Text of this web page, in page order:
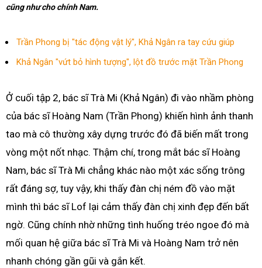
cũng như cho chính Nam.
Trần Phong bị "tác động vật lý", Khả Ngân ra tay cứu giúp
Khả Ngân "vứt bỏ hình tượng", lột đồ trước mặt Trần Phong
Ở cuối tập 2, bác sĩ Trà Mi (Khả Ngân) đi vào nhầm phòng
của bác sĩ Hoàng Nam (Trần Phong) khiến hình ảnh thanh
tao mà cô thường xây dựng trước đó đã biến mất trong
vòng một nốt nhạc. Thậm chí, trong mắt bác sĩ Hoàng
Nam, bác sĩ Trà Mi chẳng khác nào một xác sống trông
rất đáng sợ, tuy vậy, khi thấy đàn chị ném đồ vào mặt
mình thì bác sĩ Lof lại cảm thấy đàn chị xinh đẹp đến bất
ngờ. Cũng chính nhờ những tình huống tréo ngoe đó mà
mối quan hệ giữa bác sĩ Trà Mi và Hoàng Nam trở nên
nhanh chóng gần gũi và gắn kết.